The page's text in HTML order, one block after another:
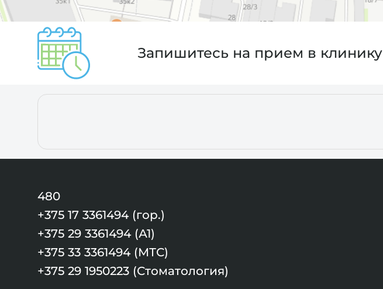
Запишитесь на прием в клинику
480
+375 17 3361494 (гор.)
+375 29 3361494 (А1)
+375 33 3361494 (МТС)
+375 29 1950223 (Стоматология)